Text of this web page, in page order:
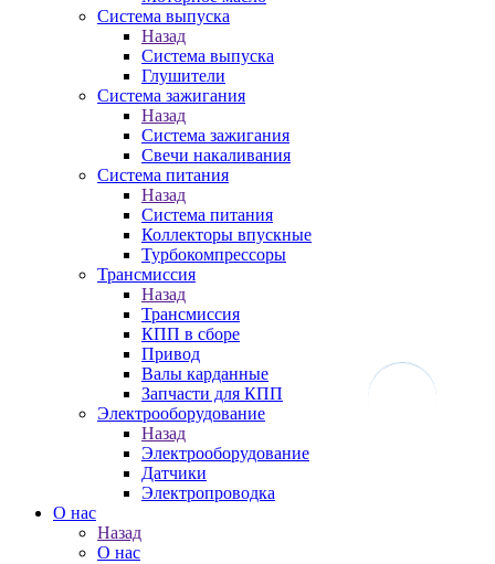
Система выпуска
Назад
Система выпуска
Глушители
Система зажигания
Назад
Система зажигания
Свечи накаливания
Система питания
Назад
Система питания
Коллекторы впускные
Турбокомпрессоры
Трансмиссия
Назад
Трансмиссия
КПП в сборе
Привод
Валы карданные
Запчасти для КПП
Электрооборудование
Назад
Электрооборудование
Датчики
Электропроводка
О нас
Назад
О нас